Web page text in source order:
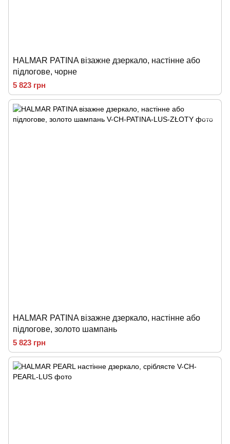
HALMAR PATINA візажне дзеркало, настінне або
підлогове, чорне
5 823 грн
HALMAR PATINA візажне дзеркало, настінне або
підлогове, золото шампань
5 823 грн